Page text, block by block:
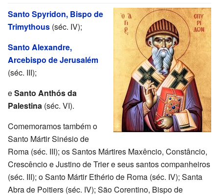
Santo Spyridon, Bispo de
Trimythous (séc. IV);
Santo Alexandre,
Arcebispo de Jerusalém
(séc. III);
eSanto Anthós da
Palestina (séc. VI).
Comemoramos também o
Santo Mártir Sinésio de
Roma (séc. III); os Santos Mártires Maxêncio, Constâncio,
Crescêncio e Justino de Trier e seus santos companheiros
(séc. III); o Santo Mártir Ethério de Roma (séc. IV); Santa
Abra de Poitiers (séc. IV); São Corentino, Bispo de